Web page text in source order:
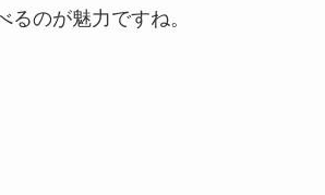
るのが魅力ですね。